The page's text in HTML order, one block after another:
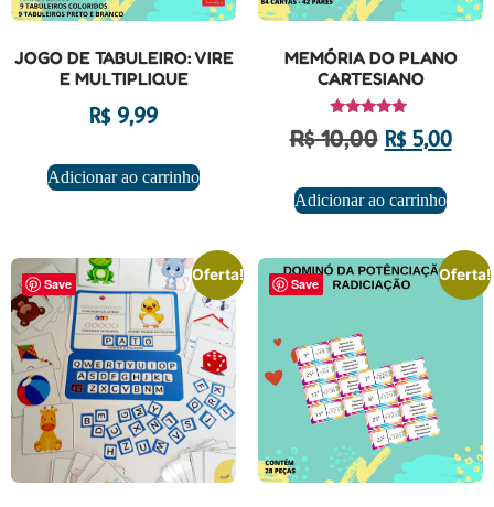
JOGO DE TABULEIRO: VIRE
E MULTIPLIQUE
R$9,99
Adicionar ao carrinho
MEMÓRIA DO PLANO
CARTESIANO
Avaliação
5.00
de 5
R$10,00 R$5,00
Adicionar ao carrinho
Save
Oferta!
Save
Oferta!